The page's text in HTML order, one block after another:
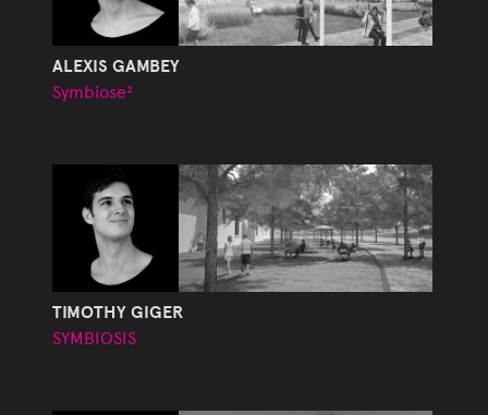
ALEXIS GAMBEY
Symbiose²
TIMOTHY GIGER
SYMBIOSIS